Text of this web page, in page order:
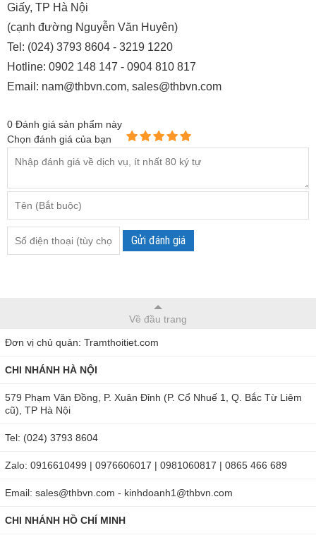
Giấy, TP Hà Nội
(cạnh đường Nguyễn Văn Huyên)
Tel: (024) 3793 8604 - 3219 1220
Hotline: 0902 148 147 - 0904 810 817
Email: nam@thbvn.com, sales@thbvn.com
0 Đánh giá sản phẩm này
Chọn đánh giá của bạn
Gửi đánh giá
Về đầu trang
Đơn vị chủ quản: Tramthoitiet.com
CHI NHÁNH HÀ NỘI
579 Phạm Văn Đồng, P. Xuân Đỉnh (P. Cổ Nhuế 1, Q. Bắc Từ Liêm
cũ), TP Hà Nội
Tel: (024) 3793 8604
Zalo: 0916610499 | 0976606017 | 0981060817 | 0865 466 689
Email: sales@thbvn.com - kinhdoanh1@thbvn.com
CHI NHÁNH HỒ CHÍ MINH